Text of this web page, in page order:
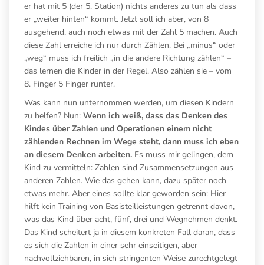
er hat mit 5 (der 5. Station) nichts anderes zu tun als dass
er „weiter hinten“ kommt. Jetzt soll ich aber, von 8
ausgehend, auch noch etwas mit der Zahl 5 machen. Auch
diese Zahl erreiche ich nur durch Zählen. Bei „minus“ oder
„weg“ muss ich freilich „in die andere Richtung zählen“ –
das lernen die Kinder in der Regel. Also zählen sie – vom
8. Finger 5 Finger runter.
Was kann nun unternommen werden, um diesen Kindern
zu helfen? Nun: Wenn ich weiß, dass das Denken des
Kindes über Zahlen und Operationen einem nicht
zählenden Rechnen im Wege steht, dann muss ich eben
an diesem Denken arbeiten. Es muss mir gelingen, dem
Kind zu vermitteln: Zahlen sind Zusammensetzungen aus
anderen Zahlen. Wie das gehen kann, dazu später noch
etwas mehr. Aber eines sollte klar geworden sein: Hier
hilft kein Training von Basisteilleistungen getrennt davon,
was das Kind über acht, fünf, drei und Wegnehmen denkt.
Das Kind scheitert ja in diesem konkreten Fall daran, dass
es sich die Zahlen in einer sehr einseitigen, aber
nachvollziehbaren, in sich stringenten Weise zurechtgelegt